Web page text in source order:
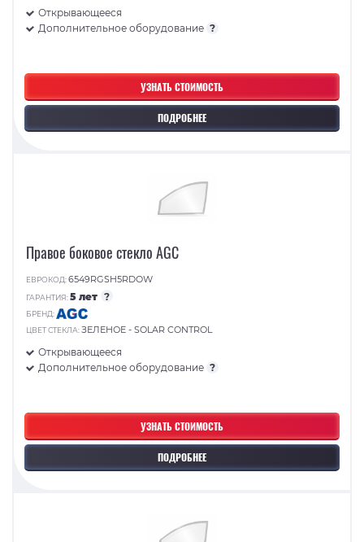
УЗНАТЬ СТОИМОСТЬ
ПОДРОБНЕЕ
Открывающееся
Дополнительное оборудование ?
УЗНАТЬ СТОИМОСТЬ
ПОДРОБНЕЕ
Правое боковое стекло AGC
ЕВРОКОД:6549RGSH5RDOW
ГАРАНТИЯ:5 лет ?
БРЕНД:
ЦВЕТ СТЕКЛА:ЗЕЛЕНОЕ - SOLAR CONTROL
Открывающееся
Дополнительное оборудование ?